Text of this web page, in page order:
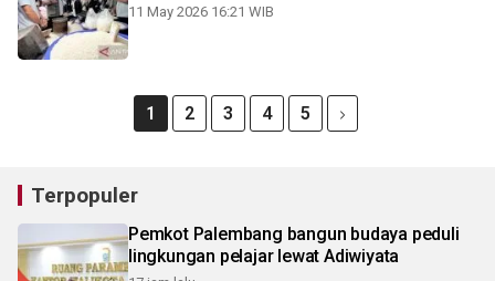
11 May 2026 16:21 WIB
1 2 3 4 5
Terpopuler
Pemkot Palembang bangun budaya peduli
lingkungan pelajar lewat Adiwiyata